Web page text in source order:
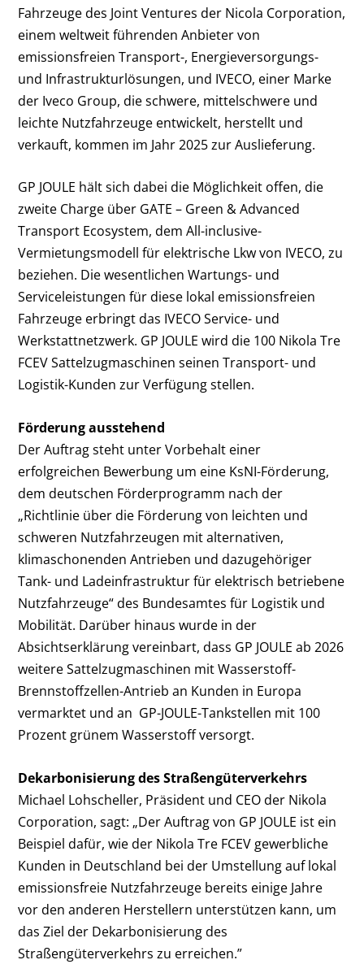
Fahrzeuge des Joint Ventures der Nicola Corporation,
einem weltweit führenden Anbieter von
emissionsfreien Transport-, Energieversorgungs-
und Infrastrukturlösungen, und IVECO, einer Marke
der Iveco Group, die schwere, mittelschwere und
leichte Nutzfahrzeuge entwickelt, herstellt und
verkauft, kommen im Jahr 2025 zur Auslieferung.
GP JOULE hält sich dabei die Möglichkeit offen, die
zweite Charge über GATE – Green & Advanced
Transport Ecosystem, dem All-inclusive-
Vermietungsmodell für elektrische Lkw von IVECO, zu
beziehen. Die wesentlichen Wartungs- und
Serviceleistungen für diese lokal emissionsfreien
Fahrzeuge erbringt das IVECO Service- und
Werkstattnetzwerk. GP JOULE wird die 100 Nikola Tre
FCEV Sattelzugmaschinen seinen Transport- und
Logistik-Kunden zur Verfügung stellen.
Förderung ausstehend
Der Auftrag steht unter Vorbehalt einer
erfolgreichen Bewerbung um eine KsNI-Förderung,
dem deutschen Förderprogramm nach der
„Richtlinie über die Förderung von leichten und
schweren Nutzfahrzeugen mit alternativen,
klimaschonenden Antrieben und dazugehöriger
Tank- und Ladeinfrastruktur für elektrisch betriebene
Nutzfahrzeuge“ des Bundesamtes für Logistik und
Mobilität. Darüber hinaus wurde in der
Absichtserklärung vereinbart, dass GP JOULE ab 2026
weitere Sattelzugmaschinen mit Wasserstoff-
Brennstoffzellen-Antrieb an Kunden in Europa
vermarktet und an GP-JOULE-Tankstellen mit 100
Prozent grünem Wasserstoff versorgt.
Dekarbonisierung des Straßengüterverkehrs
Michael Lohscheller, Präsident und CEO der Nikola
Corporation, sagt: „Der Auftrag von GP JOULE ist ein
Beispiel dafür, wie der Nikola Tre FCEV gewerbliche
Kunden in Deutschland bei der Umstellung auf lokal
emissionsfreie Nutzfahrzeuge bereits einige Jahre
vor den anderen Herstellern unterstützen kann, um
das Ziel der Dekarbonisierung des
Straßengüterverkehrs zu erreichen.”